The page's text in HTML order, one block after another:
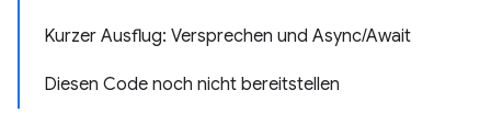
Kurzer Ausflug: Versprechen und Async/Await
Diesen Code noch nicht bereitstellen